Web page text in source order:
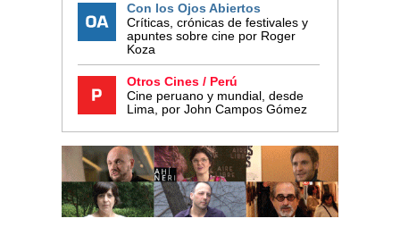
Con los Ojos Abiertos
Críticas, crónicas de festivales y
apuntes sobre cine por Roger
Koza
Otros Cines / Perú
Cine peruano y mundial, desde
Lima, por John Campos Gómez